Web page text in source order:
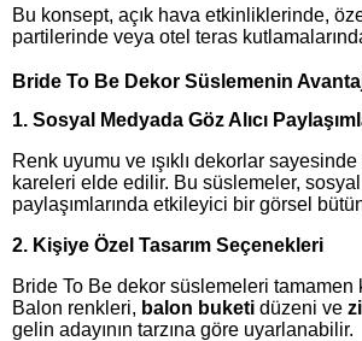
Bu konsept, açık hava etkinliklerinde,
partilerinde veya otel teras
Bride To Be Dekor Süslemenin
1. Sosyal Medyada Göz Alıcı
Renk uyumu ve ışıklı dekorlar
kareleri elde edilir. Bu süslemeler,
paylaşımlarında etkileyici bir görsel
2. Kişiye Özel Tasarım Seçenekleri
Bride To Be dekor süslemeleri
Balon renkleri, balon buketi düzeni ve
gelin adayının tarzına göre uyarlanabilir.